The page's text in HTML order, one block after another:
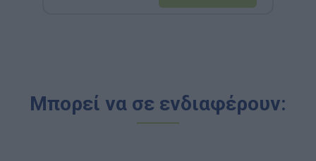
Μπορεί να σε ενδιαφέρουν: